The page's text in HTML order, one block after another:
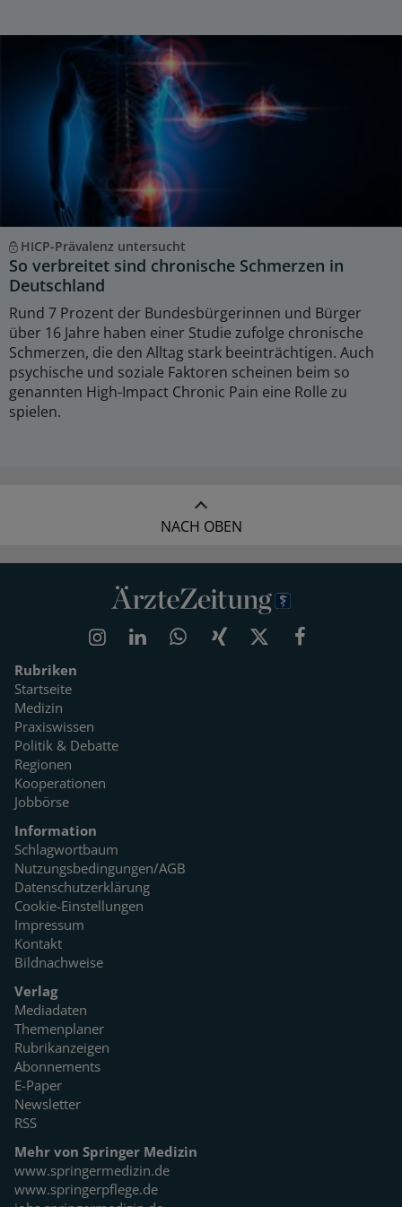
HICP-Prävalenz untersucht
So verbreitet sind chronische Schmerzen in
Deutschland
Rund 7 Prozent der Bundesbürgerinnen und Bürger
über 16 Jahre haben einer Studie zufolge chronische
Schmerzen, die den Alltag stark beeinträchtigen. Auch
psychische und soziale Faktoren scheinen beim so
genannten High-Impact Chronic Pain eine Rolle zu
spielen.
NACH OBEN
Rubriken
Startseite
Medizin
Praxiswissen
Politik & Debatte
Regionen
Kooperationen
Jobbörse
Information
Schlagwortbaum
Nutzungsbedingungen/AGB
Datenschutzerklärung
Cookie-Einstellungen
Impressum
Kontakt
Bildnachweise
Verlag
Mediadaten
Themenplaner
Rubrikanzeigen
Abonnements
E-Paper
Newsletter
RSS
Mehr von Springer Medizin
www.springermedizin.de
www.springerpflege.de